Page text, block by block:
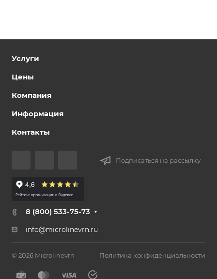
Услуги
Цены
Компания
Информация
Контакты
Подписаться на рассылку
8 (800) 533-75-73
info@microlinevrn.ru
© 2026 Microlinevrn Политика конфиденциальности